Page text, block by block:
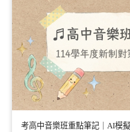
考高中音樂班重點筆記｜AI模